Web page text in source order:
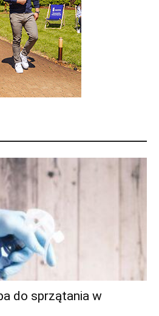
do sprzątania w